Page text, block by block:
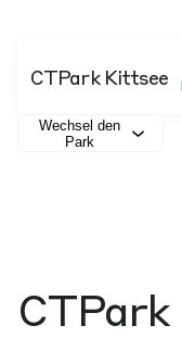
CTPark Kittsee
Wechsel den
Park